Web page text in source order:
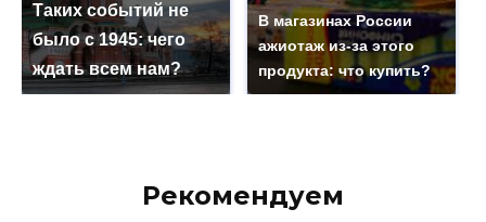
Таких событий не
было с 1945: чего
ждать всем нам?
В магазинах России
ажиотаж из-за этого
продукта: что купить?
Рекомендуем